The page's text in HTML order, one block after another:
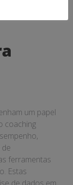
um papel
coaching
ferramentas
Estas